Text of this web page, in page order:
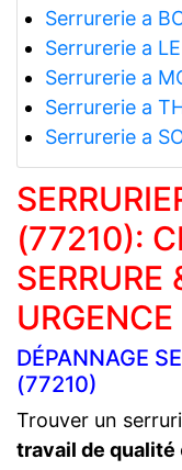
Serrurerie a
Serrurerie a
Serrurerie a
Serrurerie a
Serrurerie a
(77210):
SERRURE
DÉPANNAGE
(77210)
Trouver un
travail de qualité